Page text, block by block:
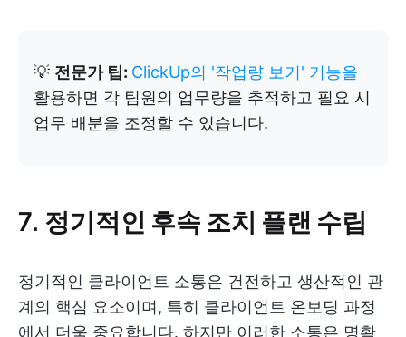
💡 전문가 팁: ClickUp의 '작업량 보기' 기능을
활용하면 각 팀원의 업무량을 추적하고 필요 시
업무 배분을 조정할 수 있습니다.
7. 정기적인 후속 조치 플랜 수립
정기적인 클라이언트 소통은 건전하고 생산적인 관
계의 핵심 요소이며, 특히 클라이언트 온보딩 과정
에서 더욱 중요합니다. 하지만 이러한 소통은 명확